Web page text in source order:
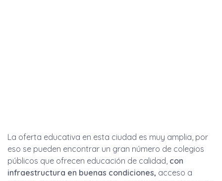
La oferta educativa en esta ciudad es muy amplia, por
eso se pueden encontrar un gran número de colegios
públicos que ofrecen educación de calidad, con
infraestructura en buenas condiciones, acceso a